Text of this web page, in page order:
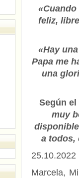
feliz,
«Hay
Papa me
una
Según
muy
a todos,
25.10.2022
Marcela,